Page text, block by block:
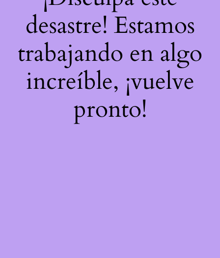
desastre! Estamos
trabajando en algo
increíble, ¡vuelve
pronto!